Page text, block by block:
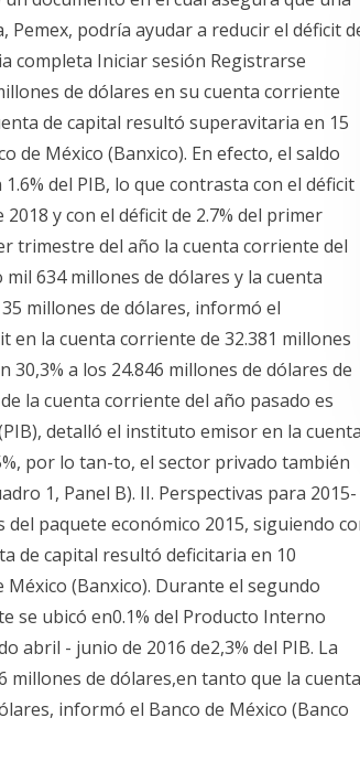
podría ayudar a reducir el déficit
completa Iniciar sesión Registrarse
de dólares en su cuenta corriente
de capital resultó superavitaria en 15
de México (Banxico). En efecto, el saldo
del PIB, lo que contrasta con el déficit
y con el déficit de 2.7% del primer
trimestre del año la cuenta corriente del
634 millones de dólares y la cuenta
millones de dólares, informó el
en la cuenta corriente de 32.381 millones
a los 24.846 millones de dólares de
la cuenta corriente del año pasado es
detalló el instituto emisor en la cuenta
por lo tan-to, el sector privado también
1, Panel B). II. Perspectivas para 2015-
paquete económico 2015, siguiendo
de capital resultó deficitaria en 10
(Banxico). Durante el segundo
se ubicó en0.1% del Producto Interno
abril - junio de 2016 de2,3% del PIB. La
de dólares,en tanto que la cuenta
informó el Banco de México (Banco